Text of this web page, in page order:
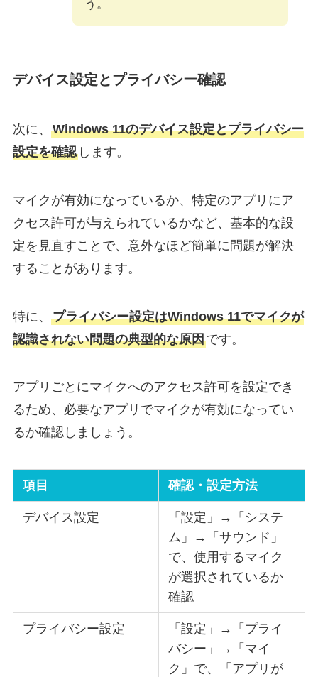
う。
デバイス設定とプライバシー確認
次に、 Windows 11のデバイス設定とプライバシー
設定を確認します。
マイクが有効になっているか、特定のアプリにア
クセス許可が与えられているかなど、基本的な設
定を見直すことで、意外なほど簡単に問題が解決
することがあります。
特に、 プライバシー設定はWindows 11でマイクが
認識されない問題の典型的な原因です。
アプリごとにマイクへのアクセス許可を設定でき
るため、必要なアプリでマイクが有効になってい
るか確認しましょう。
項目 確認・設定方法
デバイス設定
「設定」→「システ
ム」→「サウンド」
で、使用するマイク
が選択されているか
確認
プライバシー設定
「設定」→「プライ
バシー」→「マイ
ク」で、「アプリが